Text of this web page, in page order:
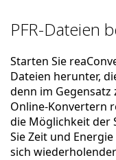
PFR-Dateien
Starten Sie
Dateien herunter,
denn im
Online-Konvertern
die Möglichkeit der
Sie Zeit und
sich